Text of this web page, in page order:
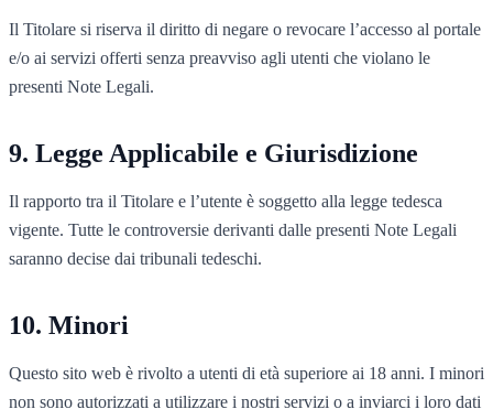
Il Titolare si riserva il diritto di negare o revocare l’accesso al portale
e/o ai servizi offerti senza preavviso agli utenti che violano le
presenti Note Legali.
Legge Applicabile e Giurisdizione
Il rapporto tra il Titolare e l’utente è soggetto alla legge tedesca
vigente. Tutte le controversie derivanti dalle presenti Note Legali
saranno decise dai tribunali tedeschi.
Minori
Questo sito web è rivolto a utenti di età superiore ai 18 anni. I minori
non sono autorizzati a utilizzare i nostri servizi o a inviarci i loro dati